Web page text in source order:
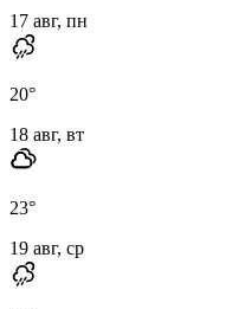
17 авг, пн
20°
18 авг, вт
23°
19 авг, ср